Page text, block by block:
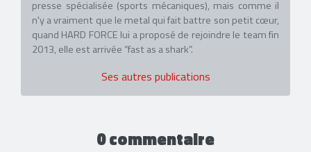
presse spécialisée (sports mécaniques), mais comme il
n'y a vraiment que le metal qui fait battre son petit cœur,
quand HARD FORCE lui a proposé de rejoindre le team fin
2013, elle est arrivée “fast as a shark”.
Ses autres publications
0 commentaire